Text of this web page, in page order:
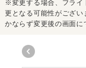
※変更する場合、フライ
更となる可能性がござい
かならず変更後の画面に